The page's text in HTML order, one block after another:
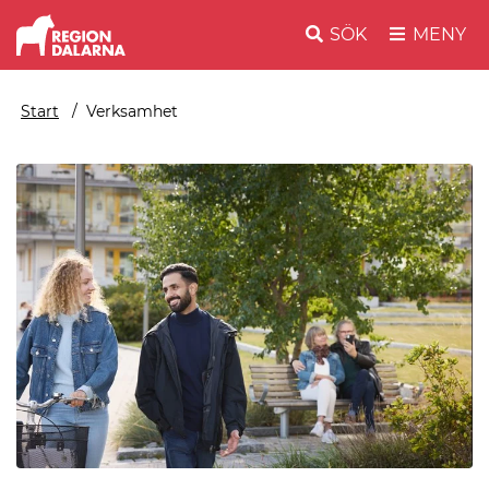
SÖK MENY
Start Verksamhet